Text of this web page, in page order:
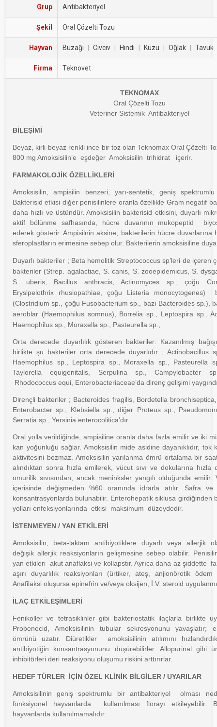
Grup Antibakteriyel
Şekil Oral Çözelti Tozu
Hayvan Buzağı Civciv Hindi Kuzu Oğlak Tavuk
Firma Teknovet
TEKNOMAX
Oral Çözelti Tozu
Veteriner Sistemik Antibakteriyel
BİLEŞİMİ
Beyaz, kirli-beyaz renkli ince bir toz olan Teknomax Oral Çözelti
800 mg Amoksisilin’e eşdeğer Amoksisilin trihidrat içerir.
FARMAKOLOJİK ÖZELLİKLERİ
Amoksisilin, ampisilin benzeri, yarı-sentetik, geniş
Bakterisid etkisi diğer penisilinlere oranla özellikle Gram negatif
daha hızlı ve üstündür. Amoksisilin bakterisid etkisini, duyarlı
aktif bölünme safhasında, hücre duvarının mukopeptid
ederek gösterir. Ampisilnin aksine, bakterilerin hücre duvarlarına
sferoplastların erimesine sebep olur. Bakterilerin amoksisiline
Duyarlı bakteriler ; Beta hemolitik Streptococcus sp’leri de içeren
bakteriler (Strep. agalactiae, S. canis, S. zooepidemicus, S.
S. uberis, Bacillus anthracis, Actinomyces sp., çoğu
Erysipelothrix rhusiopathiae, çoğu Listeria monocytogenes)
(Clostridium sp., çoğu Fusobacterium sp., bazı Bacteroides sp.),
aeroblar (Haemophilus somnus), Borrelia sp., Leptospira sp.,
Haemophilus sp., Moraxella sp., Pasteurella sp.,
Orta derecede duyarlılık gösteren bakteriler: Kazanılmış
birlikte şu bakteriler orta derecede duyarlıdır ; Actinobacillus
Haemophilus sp., Leptospira sp., Moraxella sp., Pasteurella
Taylorella equigenitalis, Serpulina sp., Campylobacter
Rhodococcus equi, Enterobacteriaceae’da direnç gelişimi
Dirençli bakteriler ; Bacteroides fragilis, Bordetella
Enterobacter sp., Klebsiella sp., diğer Proteus sp.,
Serratia sp., Yersinia enterocolitica’dır.
Oral yolla verildiğinde, ampisiline oranla daha fazla emilir ve iki
kan yoğunluğu sağlar. Amoksisilin mide asidine dayanıklıdır, tok
aktivitesini bozmaz. Amoksisilin yarılanma ömrü ortalama bir
alındıktan sonra hızla emilerek, vücut sıvı ve dokularına hızla
omurilik sıvısından, ancak meninksler yangılı olduğunda
içerisinde değişmeden %60 oranında idrarla atılır. Safra ve
konsantrasyonlarda bulunabilir. Enterohepatik siklusa girdiğinden
yolları enfeksiyonlarında etkisi maksimum düzeydedir.
İSTENMEYEN / YAN ETKİLERİ
Amoksisilin, beta-laktam antibiyotiklere duyarlı veya allerjik
değişik allerjik reaksiyonların gelişmesine sebep olabilir.
yan etkileri akut anaflaksi ve kollapstır. Ayrıca daha az şiddette
aşırı duyarlılık reaksiyonları (ürtiker, ateş, anjionörotik
Anafilaksi oluşursa epinefrin ve/veya oksijen, İ.V. steroid
İLAÇ ETKİLEŞİMLERİ
Fenikoller ve tetrasiklinler gibi bakteriostatik ilaçlarla birlikte
Probenecid, Amoksisilinin tubular sekresyonunu yavaşlatır;
ömrünü uzatır. Diüretikler amoksisilinin atılımını
antibiyotiğin konsantrasyonunu düşürebilirler. Allopurinal gibi
inhibitörleri deri reaksiyonu oluşumu riskini arttırırlar.
HEDEF TÜRLER İÇİN ÖZEL KLİNİK BİLGİLER / UYARILAR
Amoksisilinin geniş spektrumlu bir antibakteriyel olması
fonksiyonel hayvanlarda kullanılması florayı etkileyebilir.
hayvanlarda kullanılmamalıdır.